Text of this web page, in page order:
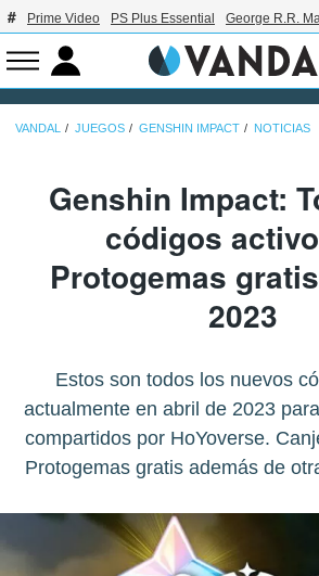
Prime Video PS Plus Essential George R.R.
VANDAL JUEGOS GENSHIN IMPACT NOTICIAS
Genshin Impact:
códigos
Protogemas
2023
Estos son todos los nuevos
actualmente en abril de 2023
compartidos por HoYoverse.
Protogemas gratis además de